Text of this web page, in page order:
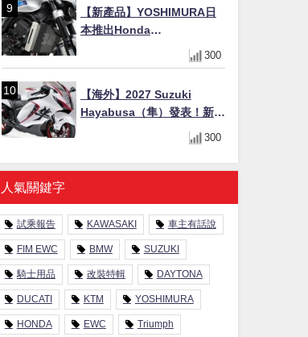
【新產品】YOSHIMURA日
本推出Honda
CB1000F/CB1000 HORNET
專用水箱護網，六角網紋設
300
【海外】2027 Suzuki
Hayabusa（隼）發表！新增
Special Edition 特仕版，全
新珍珠白塗裝與專屬配備登
場
300
人氣關鍵字
試乘報告 KAWASAKI 車主有話說
FIM EWC BMW SUZUKI
騎士用品 改裝特輯 DAYTONA
DUCATI KTM YOSHIMURA
HONDA EWC Triumph